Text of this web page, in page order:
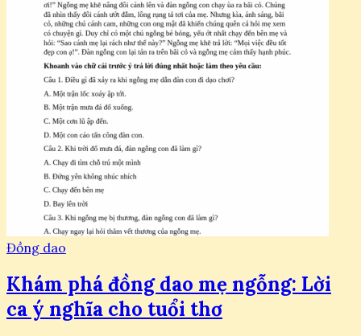
Đồng dao
Khám phá đồng dao mẹ ngỗng: Lời
ca ý nghĩa cho tuổi thơ